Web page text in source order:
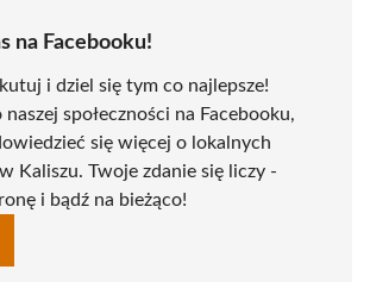
na Facebooku!
i dziel się tym co najlepsze!
naszej społeczności na Facebooku,
się więcej o lokalnych
Kaliszu. Twoje zdanie się liczy -
i bądź na bieżąco!